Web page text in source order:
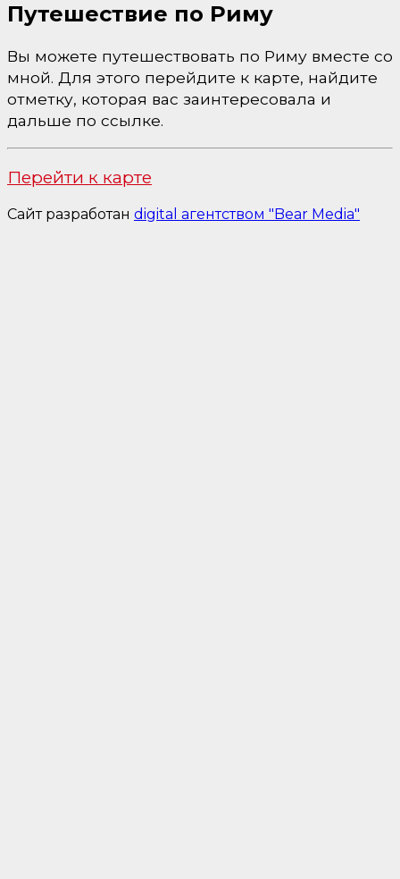
Путешествие по Риму
Вы можете путешествовать по Риму вместе со
мной. Для этого перейдите к карте, найдите
отметку, которая вас заинтересовала и
дальше по ссылке.
Перейти к карте
Сайт разработан digital агентством "Bear Media"